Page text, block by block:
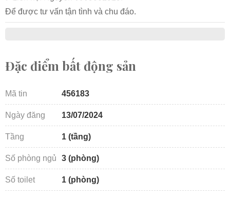
Để được tư vấn tận tình và chu đáo.
Đặc điểm bất động sản
Mã tin 456183
Ngày đăng 13/07/2024
Tầng 1 (tầng)
Số phòng ngủ 3 (phòng)
Số toilet 1 (phòng)